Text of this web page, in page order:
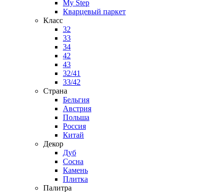
My Step
Кварцевый паркет
Класс
32
33
34
42
43
32/41
33/42
Страна
Бельгия
Австрия
Польша
Россия
Китай
Декор
Дуб
Сосна
Камень
Плитка
Палитра